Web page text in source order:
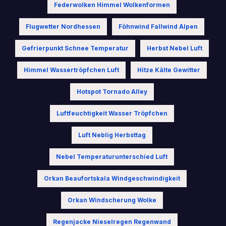
Federwolken Himmel Wolkenformen
Flugwetter Nordhessen Föhnwind Fallwind Alpen
Gefrierpunkt Schnee Temperatur Herbst Nebel Luft
Himmel Wassertröpfchen Luft Hitze Kälte Gewitter
Hotspot Tornado Alley
Luftfeuchtigkeit Wasser Tröpfchen
Luft Neblig Herbsttag
Nebel Temperaturunterschied Luft
Orkan Beaufortskala Windgeschwindigkeit
Orkan Windscherung Wolke
Regenjacke Nieselregen Regenwand